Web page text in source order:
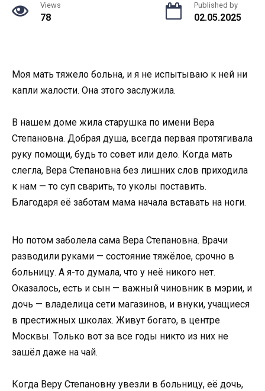
Views
78
Published by
02.05.2025
Моя мать тяжело больна, и я не испытываю к ней ни
капли жалости. Она этого заслужила.
В нашем доме жила старушка по имени Вера
Степановна. Добрая душа, всегда первая протягивала
руку помощи, будь то совет или дело. Когда мать
слегла, Вера Степановна без лишних слов приходила
к нам — то суп сварить, то уколы поставить.
Благодаря её заботам мама начала вставать на ноги.
Но потом заболела сама Вера Степановна. Врачи
разводили руками — состояние тяжёлое, срочно в
больницу. А я-то думала, что у неё никого нет.
Оказалось, есть и сын — важный чиновник в мэрии, и
дочь — владелица сети магазинов, и внуки, учащиеся
в престижных школах. Живут богато, в центре
Москвы. Только вот за все годы никто из них не
зашёл даже на чай.
Когда Веру Степановну увезли в больницу, её дочь,